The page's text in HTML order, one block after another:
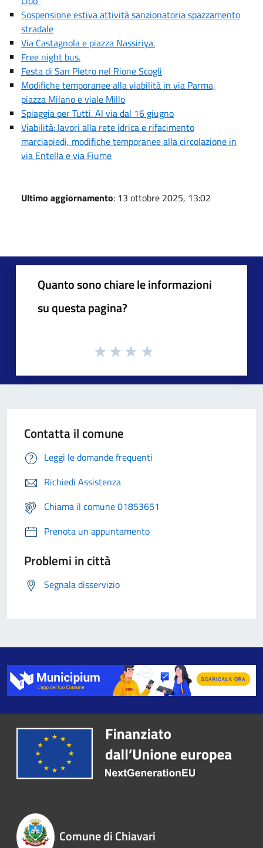
Sospensione estiva attività sanzionatoria spazzamento
stradale
Via Castagnola e piazza Nassiriya.
Free night bus.
Festa di San Pietro nel Rione Scogli
Modifiche temporanee alla viabilità in via Parma,
piazza Milano e viale Millo
Spiaggia per Tutti. Al via dal 16 giugno
Viabilità: lavori alla rete idrica e rifacimento
marciapiedi, modifiche temporanee alla circolazione in
via Entella e via Fiume
Ultimo aggiornamento: 13 ottobre 2025, 13:02
Quanto sono chiare le informazioni
su questa pagina?
Contatta il comune
Leggi le domande frequenti
Richiedi Assistenza
Chiama il comune 01853651
Prenota un appuntamento
Problemi in città
Segnala disservizio
Comune di Chiavari